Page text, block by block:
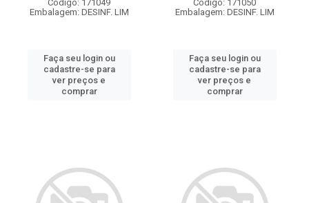
Código: 171049
Embalagem: DESINF. LIM
Faça seu login ou
cadastre-se para
ver preços e
comprar
Código: 171050
Embalagem: DESINF. LIM
Faça seu login ou
cadastre-se para
ver preços e
comprar